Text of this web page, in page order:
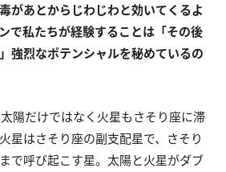
あとからじわじわと効いてくるよ
で私たちが経験することは「その後
強烈なポテンシャルを秘めているの
陽だけではなく火星もさそり座に滞
はさそり座の副支配星で、さそり
で呼び起こす星。太陽と火星がダブ